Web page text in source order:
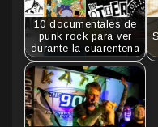
10 documentales de
punk rock para ver
durante la cuarentena